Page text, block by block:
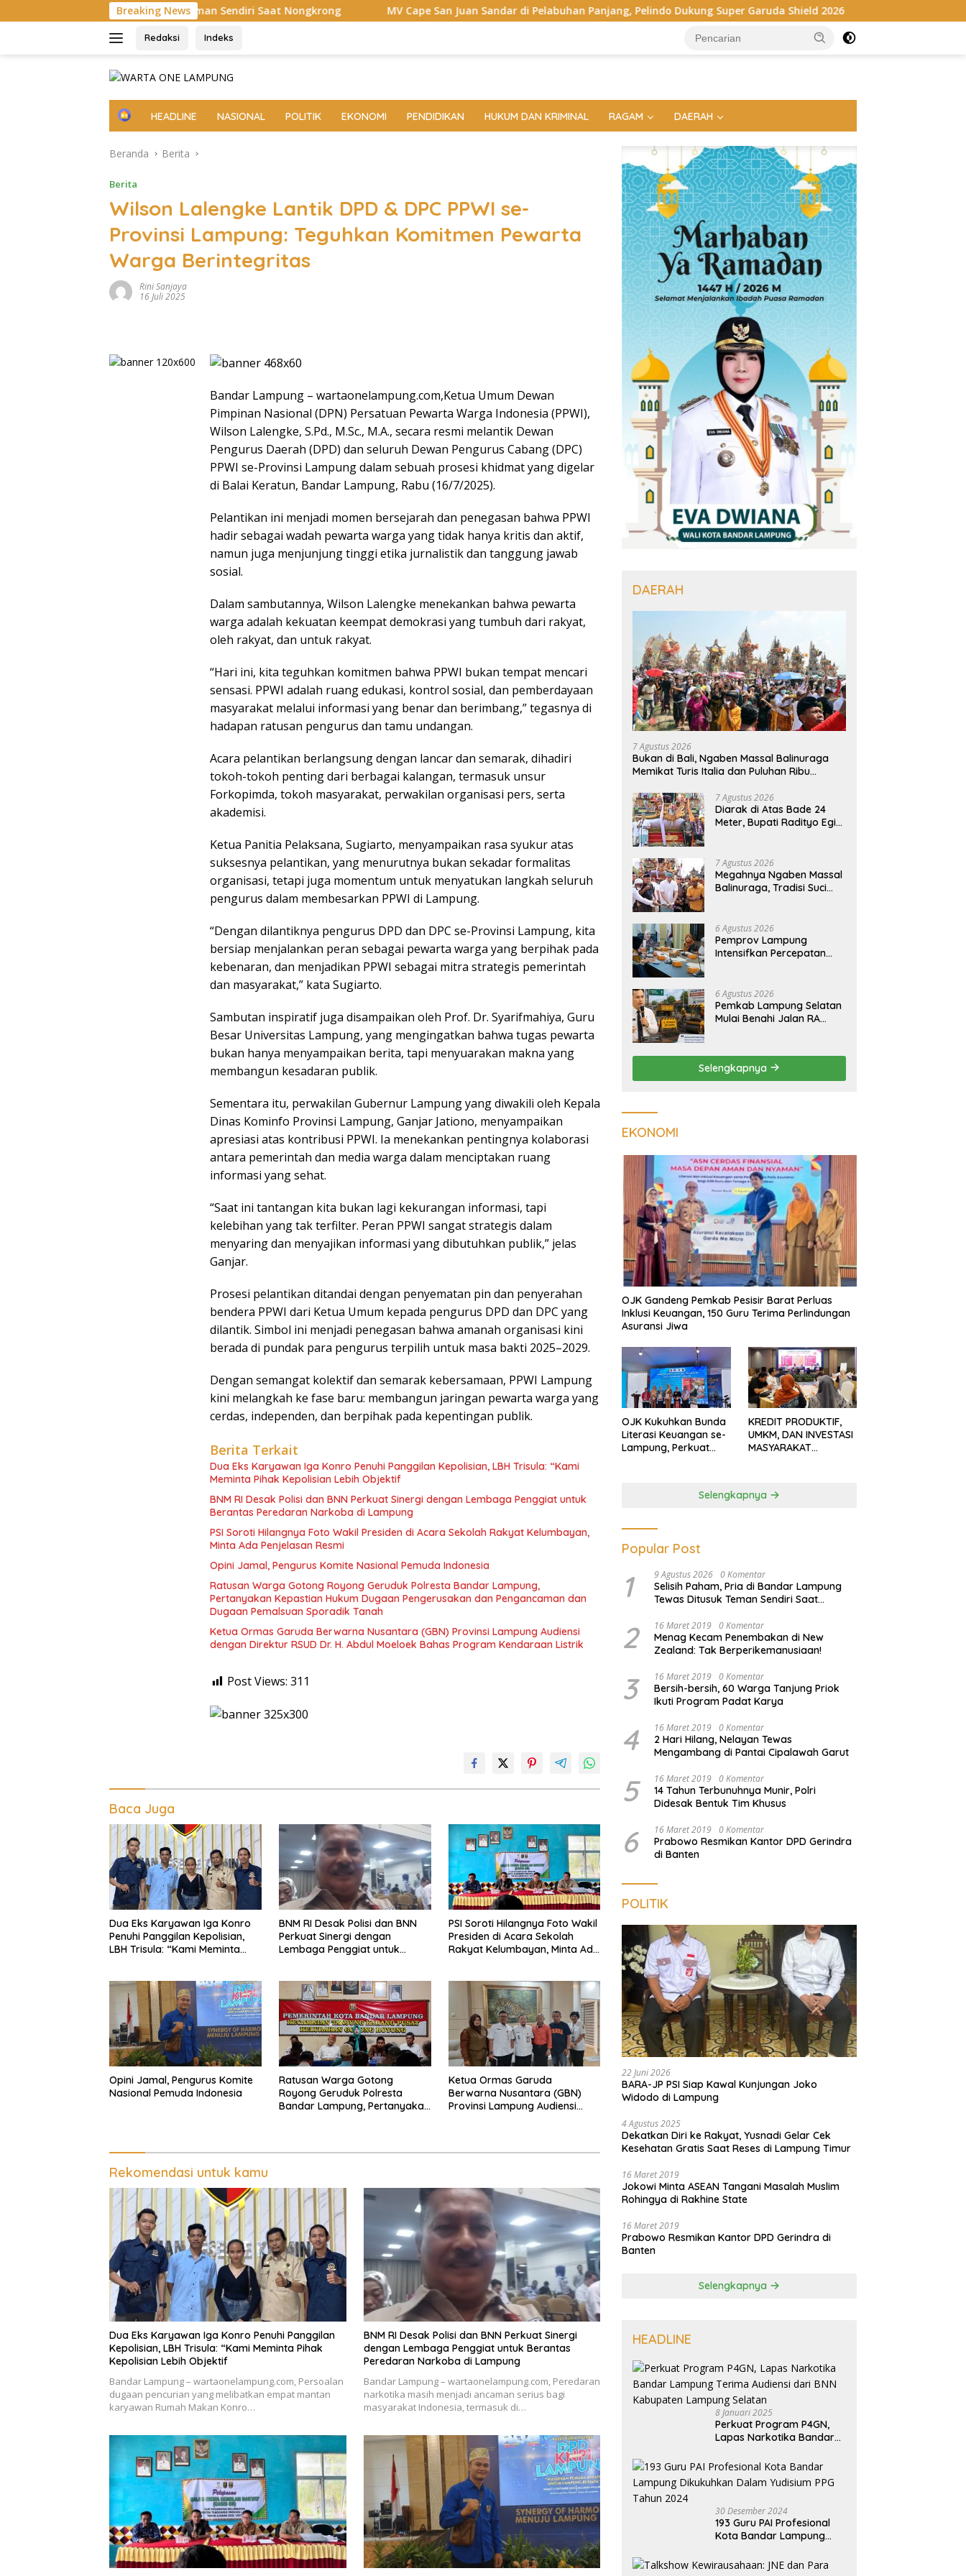
ke
Breaking News
Ditusuk Teman Sendiri Saat Nongkrong MV Cape San Juan Sandar di Pelabuhan Panjang, Pelindo Dukung Super Garuda Shield 2026 Danrem 043/Gatam Hadiri Ziarah
Redaksi Indeks
H
e
HEADLINE NASIONAL POLITIK EKONOMI PENDIDIKAN HUKUM DAN KRIMINAL RAGAM DAERAH
Beranda Berita
Berita
Wilson Lalengke Lantik DPD & DPC PPWI se-
Provinsi Lampung: Teguhkan Komitmen Pewarta
Warga Berintegritas
Rini Sanjaya
16 Juli 2025
Bandar Lampung – wartaonelampung.com,Ketua Umum Dewan
Pimpinan Nasional (DPN) Persatuan Pewarta Warga Indonesia (PPWI),
Wilson Lalengke, S.Pd., M.Sc., M.A., secara resmi melantik Dewan
Pengurus Daerah (DPD) dan seluruh Dewan Pengurus Cabang (DPC)
PPWI se-Provinsi Lampung dalam sebuah prosesi khidmat yang digelar
di Balai Keratun, Bandar Lampung, Rabu (16/7/2025).
Pelantikan ini menjadi momen bersejarah dan penegasan bahwa PPWI
hadir sebagai wadah pewarta warga yang tidak hanya kritis dan aktif,
namun juga menjunjung tinggi etika jurnalistik dan tanggung jawab
sosial.
Dalam sambutannya, Wilson Lalengke menekankan bahwa pewarta
warga adalah kekuatan keempat demokrasi yang tumbuh dari rakyat,
oleh rakyat, dan untuk rakyat.
“Hari ini, kita teguhkan komitmen bahwa PPWI bukan tempat mencari
sensasi. PPWI adalah ruang edukasi, kontrol sosial, dan pemberdayaan
masyarakat melalui informasi yang benar dan berimbang,” tegasnya di
hadapan ratusan pengurus dan tamu undangan.
Acara pelantikan berlangsung dengan lancar dan semarak, dihadiri
tokoh-tokoh penting dari berbagai kalangan, termasuk unsur
Forkopimda, tokoh masyarakat, perwakilan organisasi pers, serta
akademisi.
Ketua Panitia Pelaksana, Sugiarto, menyampaikan rasa syukur atas
suksesnya pelantikan, yang menurutnya bukan sekadar formalitas
organisasi, tetapi juga momentum untuk menyatukan langkah seluruh
pengurus dalam membesarkan PPWI di Lampung.
“Dengan dilantiknya pengurus DPD dan DPC se-Provinsi Lampung, kita
bersiap menjalankan peran sebagai pewarta warga yang berpihak pada
kebenaran, dan menjadikan PPWI sebagai mitra strategis pemerintah
dan masyarakat,” kata Sugiarto.
Sambutan inspiratif juga disampaikan oleh Prof. Dr. Syarifmahiya, Guru
Besar Universitas Lampung, yang mengingatkan bahwa tugas pewarta
bukan hanya menyampaikan berita, tapi menyuarakan makna yang
membangun kesadaran publik.
Sementara itu, perwakilan Gubernur Lampung yang diwakili oleh Kepala
Dinas Kominfo Provinsi Lampung, Ganjar Jationo, menyampaikan
apresiasi atas kontribusi PPWI. Ia menekankan pentingnya kolaborasi
antara pemerintah dan media warga dalam menciptakan ruang
informasi yang sehat.
“Saat ini tantangan kita bukan lagi kekurangan informasi, tapi
kelebihan yang tak terfilter. Peran PPWI sangat strategis dalam
menyaring dan menyajikan informasi yang dibutuhkan publik,” jelas
Ganjar.
Prosesi pelantikan ditandai dengan penyematan pin dan penyerahan
bendera PPWI dari Ketua Umum kepada pengurus DPD dan DPC yang
dilantik. Simbol ini menjadi penegasan bahwa amanah organisasi kini
berada di pundak para pengurus terpilih untuk masa bakti 2025–2029.
Dengan semangat kolektif dan semarak kebersamaan, PPWI Lampung
kini melangkah ke fase baru: membangun jaringan pewarta warga yang
cerdas, independen, dan berpihak pada kepentingan publik.
Berita Terkait
Dua Eks Karyawan Iga Konro Penuhi Panggilan Kepolisian, LBH Trisula: “Kami
Meminta Pihak Kepolisian Lebih Objektif
BNM RI Desak Polisi dan BNN Perkuat Sinergi dengan Lembaga Penggiat untuk
Berantas Peredaran Narkoba di Lampung
PSI Soroti Hilangnya Foto Wakil Presiden di Acara Sekolah Rakyat Kelumbayan,
Minta Ada Penjelasan Resmi
Opini Jamal, Pengurus Komite Nasional Pemuda Indonesia
Ratusan Warga Gotong Royong Geruduk Polresta Bandar Lampung,
Pertanyakan Kepastian Hukum Dugaan Pengerusakan dan Pengancaman dan
Dugaan Pemalsuan Sporadik Tanah
Ketua Ormas Garuda Berwarna Nusantara (GBN) Provinsi Lampung Audiensi
dengan Direktur RSUD Dr. H. Abdul Moeloek Bahas Program Kendaraan Listrik
Post Views: 311
Baca Juga
Dua Eks Karyawan Iga Konro
Penuhi Panggilan Kepolisian,
LBH Trisula: “Kami Meminta
BNM RI Desak Polisi dan BNN
Perkuat Sinergi dengan
Lembaga Penggiat untuk
PSI Soroti Hilangnya Foto Wakil
Presiden di Acara Sekolah
Rakyat Kelumbayan, Minta Ada
Opini Jamal, Pengurus Komite
Nasional Pemuda Indonesia
Ratusan Warga Gotong
Royong Geruduk Polresta
Bandar Lampung, Pertanyakan
Pemalsuan Sporadik Tanah
Ketua Ormas Garuda
Berwarna Nusantara (GBN)
Provinsi Lampung Audiensi
Rekomendasi untuk kamu
Dua Eks Karyawan Iga Konro Penuhi Panggilan
Kepolisian, LBH Trisula: “Kami Meminta Pihak
Kepolisian Lebih Objektif
Bandar Lampung – wartaonelampung.com, Persoalan
dugaan pencurian yang melibatkan empat mantan
karyawan Rumah Makan Konro…
BNM RI Desak Polisi dan BNN Perkuat Sinergi
dengan Lembaga Penggiat untuk Berantas
Peredaran Narkoba di Lampung
Bandar Lampung – wartaonelampung.com, Peredaran
narkotika masih menjadi ancaman serius bagi
masyarakat Indonesia, termasuk di…
DAERAH
7 Agustus 2026
Bukan di Bali, Ngaben Massal Balinuraga
Memikat Turis Italia dan Puluhan Ribu
7 Agustus 2026
Diarak di Atas Bade 24
Meter, Bupati Radityo Egi
‘Penglipuran’ Kedua pada
2027
7 Agustus 2026
Megahnya Ngaben Massal
Balinuraga, Tradisi Suci
dan Merekatkan Ikatan
Keluarga
6 Agustus 2026
Pemprov Lampung
Intensifkan Percepatan
Tanggamus
6 Agustus 2026
Pemkab Lampung Selatan
Mulai Benahi Jalan RA
Demi Keselamatan
Pengguna Jalan
Selengkapnya
EKONOMI
OJK Gandeng Pemkab Pesisir Barat Perluas
Inklusi Keuangan, 150 Guru Terima Perlindungan
Asuransi Jiwa
OJK Kukuhkan Bunda
Literasi Keuangan se-
Lampung, Perkuat
KREDIT PRODUKTIF,
UMKM, DAN INVESTASI
MASYARAKAT
Selengkapnya
Popular Post
1 9 Agustus 2026 0 Komentar
Selisih Paham, Pria di Bandar Lampung
Tewas Ditusuk Teman Sendiri Saat
2 16 Maret 2019 0 Komentar
Menag Kecam Penembakan di New
Zealand: Tak Berperikemanusiaan!
3 16 Maret 2019 0 Komentar
Bersih-bersih, 60 Warga Tanjung Priok
Ikuti Program Padat Karya
4 16 Maret 2019 0 Komentar
2 Hari Hilang, Nelayan Tewas
Mengambang di Pantai Cipalawah Garut
5 16 Maret 2019 0 Komentar
14 Tahun Terbunuhnya Munir, Polri
Didesak Bentuk Tim Khusus
6 16 Maret 2019 0 Komentar
Prabowo Resmikan Kantor DPD Gerindra
di Banten
POLITIK
22 Juni 2026
BARA-JP PSI Siap Kawal Kunjungan Joko
Widodo di Lampung
4 Agustus 2025
Dekatkan Diri ke Rakyat, Yusnadi Gelar Cek
Kesehatan Gratis Saat Reses di Lampung Timur
16 Maret 2019
Jokowi Minta ASEAN Tangani Masalah Muslim
Rohingya di Rakhine State
16 Maret 2019
Prabowo Resmikan Kantor DPD Gerindra di
Banten
Selengkapnya
HEADLINE
8 Januari 2025
Perkuat Program P4GN,
Lapas Narkotika Bandar
dari BNN Kabupaten
Lampung Selatan
30 Desember 2024
193 Guru PAI Profesional
Kota Bandar Lampung
Yudisium PPG Tahun 2024